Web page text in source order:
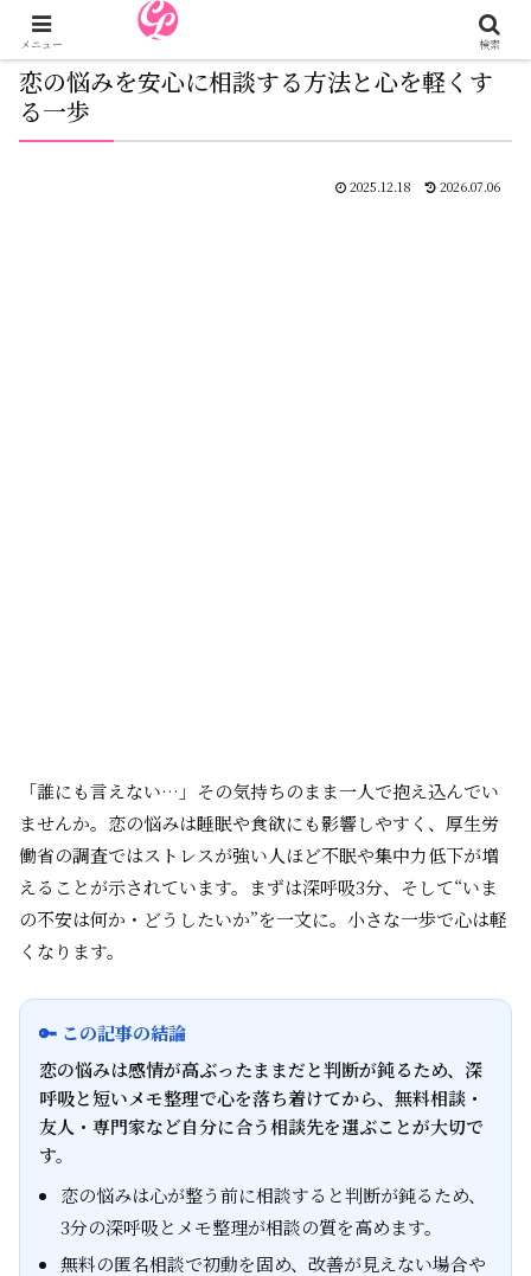
恋の悩みを安心に相談する方法と心を軽くす
る一歩
2025.12.18 2026.07.06
「誰にも言えない…」その気持ちのまま一人で抱え込んでい
ませんか。恋の悩みは睡眠や食欲にも影響しやすく、厚生労
働省の調査ではストレスが強い人ほど不眠や集中力低下が増
えることが示されています。まずは深呼吸3分、そして“いま
の不安は何か・どうしたいか”を一文に。小さな一歩で心は軽
くなります。
🔑 この記事の結論
恋の悩みは感情が高ぶったままだと判断が鈍るため、深
呼吸と短いメモ整理で心を落ち着けてから、無料相談・
友人・専門家など自分に合う相談先を選ぶことが大切で
す。
恋の悩みは心が整う前に相談すると判断が鈍るため、
3分の深呼吸とメモ整理が相談の質を高めます。
無料の匿名相談で初動を固め、改善が見えない場合や
メニュー 検索